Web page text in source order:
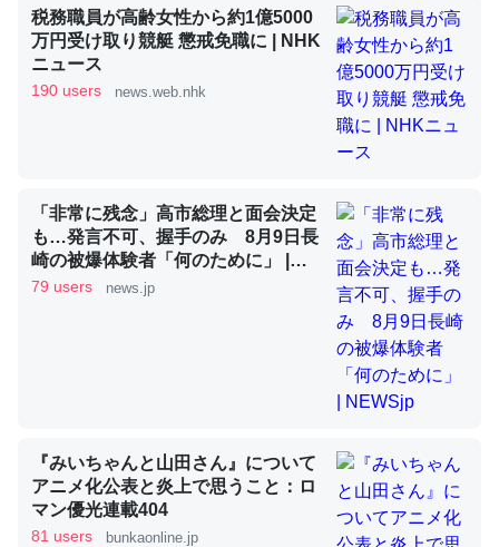
くらい。小説でいう「ずっと前の伏線」は回収されないけ
ど、短期記憶というには多い分量。進化すればするほど分
かりやすく強くなりそう
─GPTの仕組みと限界についての考察（１） - conceptualization
昆虫ってカルシウム少ないのか。知らんかった。調べたら
コオロギのカルシウム分はエビの600分の1程度。
─ニュース :: 【研究発表】昆虫学の大問題＝「昆虫はなぜ海にいな
論文では「淡水はカルシウムも酸素も不足してて両方に不
利だから両方が拮抗してるのでは」とあって面白い。海に
いる鋏角類（カブトガニ・ウミグモ）はカルシウムを使わ
税務職員が高齢女性から約1億5000
万円受け取り競艇 懲戒免職に | NHK
ニュース
190 users news.web.nhk
「非常に残念」高市総理と面会決定
も…発言不可、握手のみ 8月9日長
崎の被爆体験者「何のために」 |
NEWSjp
79 users news.jp
『みいちゃんと山田さん』について
アニメ化公表と炎上で思うこと：ロ
マン優光連載404
81 users bunkaonline.jp